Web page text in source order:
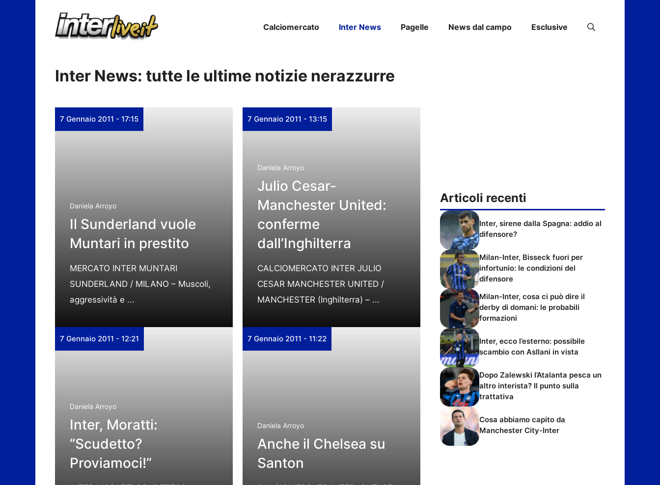
Calciomercato Inter News Pagelle News dal campo Esclusive
Inter News: tutte le ultime notizie nerazzurre
7 Gennaio 2011 - 17:15
Daniela Arroyo
Il Sunderland vuole
Muntari in prestito
MERCATO INTER MUNTARI
SUNDERLAND / MILANO – Muscoli,
aggressività e ...
7 Gennaio 2011 - 13:15
Daniela Arroyo
Julio Cesar-
Manchester United:
conferme
dall’Inghilterra
CALCIOMERCATO INTER JULIO
CESAR MANCHESTER UNITED /
MANCHESTER (Inghilterra) – ...
7 Gennaio 2011 - 12:21
Daniela Arroyo
Inter, Moratti:
“Scudetto?
Proviamoci!”
7 Gennaio 2011 - 11:22
Daniela Arroyo
Anche il Chelsea su
Santon
Articoli recenti
Inter, sirene dalla Spagna: addio al
difensore?
Milan-Inter, Bisseck fuori per
infortunio: le condizioni del
difensore
Milan-Inter, cosa ci può dire il
derby di domani: le probabili
formazioni
Inter, ecco l’esterno: possibile
scambio con Asllani in vista
Dopo Zalewski l’Atalanta pesca un
altro interista? Il punto sulla
trattativa
Cosa abbiamo capito da
Manchester City-Inter